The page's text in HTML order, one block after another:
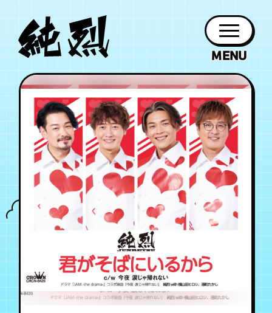
お知らせ
NEWS
日程
SCHEDULE
チケット
TICKET
紹介
PROFILE
作品
DISCOGRAPHY
日記
BLOG
グッズ
GOODS
ホーム
HOME
ファン
クラブ
年会員制ファンクラブ
会員登録 ログイン
チケット
FC TICKET
お知らせ
FC NEWS
ムービー
MOVIE
月会員制ファンクラブ